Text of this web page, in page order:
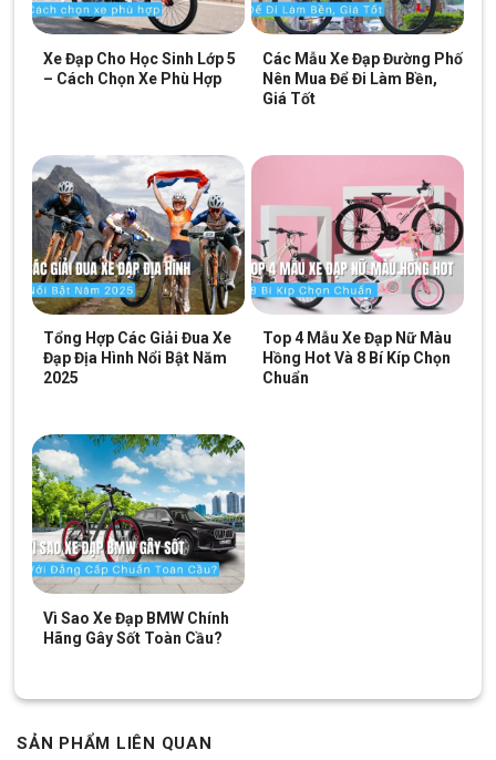
Hướng Dẫn Lắp Và Sử Dụng Đúng Cách
Dưới đây là cách lắp đèn xe đúng cách:
Lắp ở ghi-đông xe(ống đường kính 1.5–3.5 cm), siết
tăng tuổi thọ.
Khi di chuyển trong đô thị, nên
bật chế độ sáng vừa
hoặc nhấp nháychậm để tiết kiệm pin và tránh chói mắt
người đối diện.
Xem thêm: Các mẫuxe đạp thể thaobền,
đẹp
Kết Luận
lượng, chính sách bảo hành rõ ràng, giao nhanh toàn quốc. Xe
Đạp Giá Kho đồng hành cùng bạn trên mọi cung đường! Liên hệ
mua hàng chính hãng, giao hàng nhanh và bảo hành tận tâm tại
hotline 028 9996 5775.
Xem ngay các mẫu phụ kiện đèn chất lượng
Giảm 32%
Xe Đạp Cho Học Sinh Lớp 5
– Cách Chọn Xe Phù Hợp
Các Mẫu Xe Đạp Đường Phố
Nên Mua Để Đi Làm Bền,
Giá Tốt
Tổng Hợp Các Giải Đua Xe
Đạp Địa Hình Nổi Bật Năm
2025
Top 4 Mẫu Xe Đạp Nữ Màu
Hồng Hot Và 8 Bí Kíp Chọn
Chuẩn
Vì Sao Xe Đạp BMW Chính
Hãng Gây Sốt Toàn Cầu?
SẢN PHẨM LIÊN QUAN